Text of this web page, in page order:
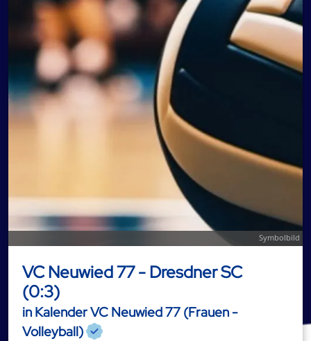
Symbolbild
VC Neuwied 77 - Dresdner SC
(0:3)
in Kalender VC Neuwied 77 (Frauen -
Volleyball)